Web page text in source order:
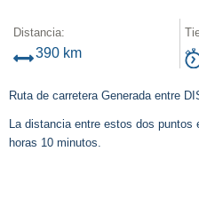
Distancia:
390 km
Ruta de carretera Generada entre
La distancia entre estos dos
horas 10 minutos.